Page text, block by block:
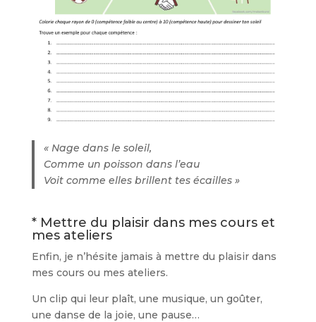
« Nage dans le soleil,
Comme un poisson dans l’eau
Voit comme elles brillent tes écailles »
* Mettre du plaisir dans mes cours et
mes ateliers
Enfin, je n’hésite jamais à mettre du plaisir dans
mes cours ou mes ateliers.
Un clip qui leur plaît, une musique, un goûter,
une danse de la joie, une pause…